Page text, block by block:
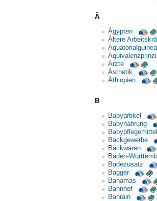
Ä
Ägypten
Ältere
Äquatorialguinea
Ärzte
Ästhetik
Äthiopien
B
Babyartikel
Babynahrung
Babypflegemittel
Backgewerbe
Backwaren
Baden-
Badezusatz
Bagger
Bahamas
Bahnhof
Bahrain